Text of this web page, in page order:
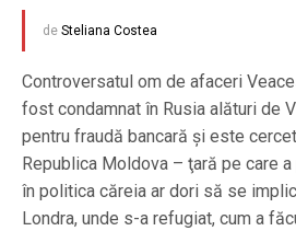
de Steliana Costea
Controversatul om de afaceri
fost condamnat în Rusia alături de
pentru fraudă bancară şi este
Republica Moldova – ţară pe care
în politica căreia ar dori să se
Londra, unde s-a refugiat, cum a